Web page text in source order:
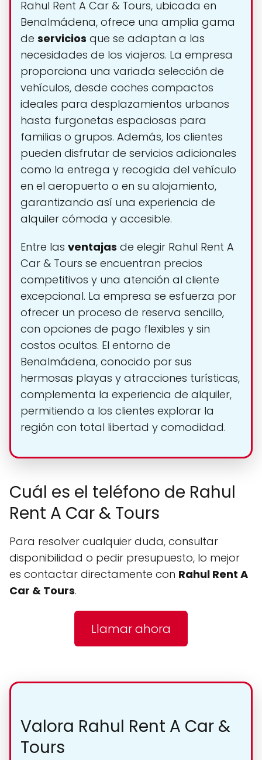
Rahul Rent A Car & Tours, ubicada en
Benalmádena, ofrece una amplia gama
de servicios que se adaptan a las
necesidades de los viajeros. La empresa
proporciona una variada selección de
vehículos, desde coches compactos
ideales para desplazamientos urbanos
hasta furgonetas espaciosas para
familias o grupos. Además, los clientes
pueden disfrutar de servicios adicionales
como la entrega y recogida del vehículo
en el aeropuerto o en su alojamiento,
garantizando así una experiencia de
alquiler cómoda y accesible.
Entre las ventajas de elegir Rahul Rent A
Car & Tours se encuentran precios
competitivos y una atención al cliente
excepcional. La empresa se esfuerza por
ofrecer un proceso de reserva sencillo,
con opciones de pago flexibles y sin
costos ocultos. El entorno de
Benalmádena, conocido por sus
hermosas playas y atracciones turísticas,
complementa la experiencia de alquiler,
permitiendo a los clientes explorar la
región con total libertad y comodidad.
Cuál es el teléfono de Rahul
Rent A Car & Tours
Para resolver cualquier duda, consultar
disponibilidad o pedir presupuesto, lo mejor
es contactar directamente con Rahul Rent A
Car & Tours.
Llamar ahora
Valora Rahul Rent A Car &
Tours